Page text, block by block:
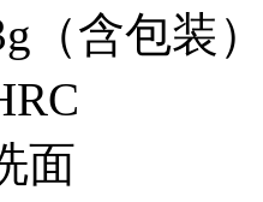
（含包装
面